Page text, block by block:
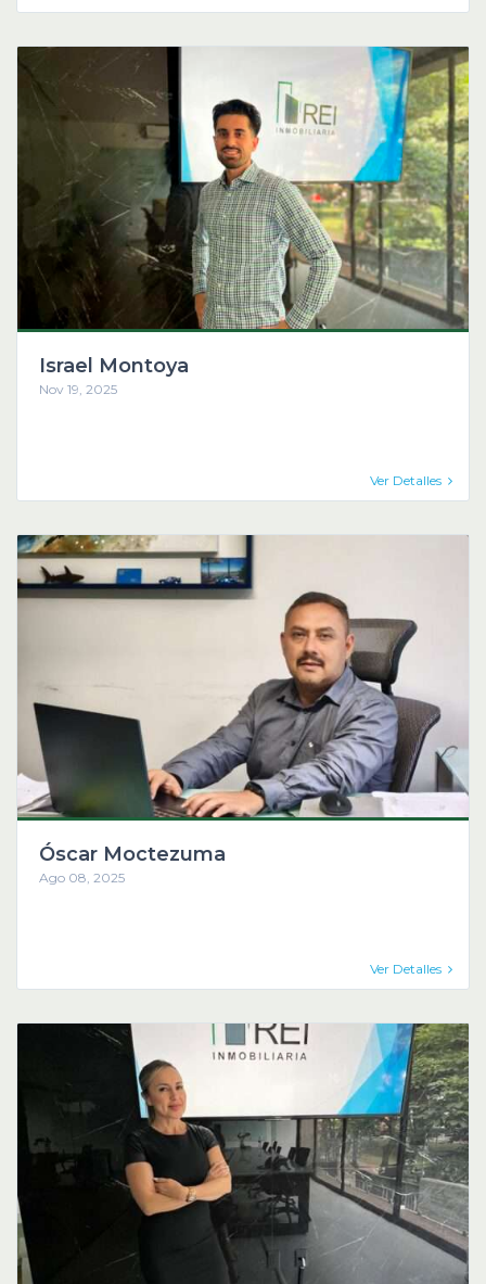
Israel Montoya
Nov 19, 2025
Ver Detalles
Óscar Moctezuma
Ago 08, 2025
Ver Detalles